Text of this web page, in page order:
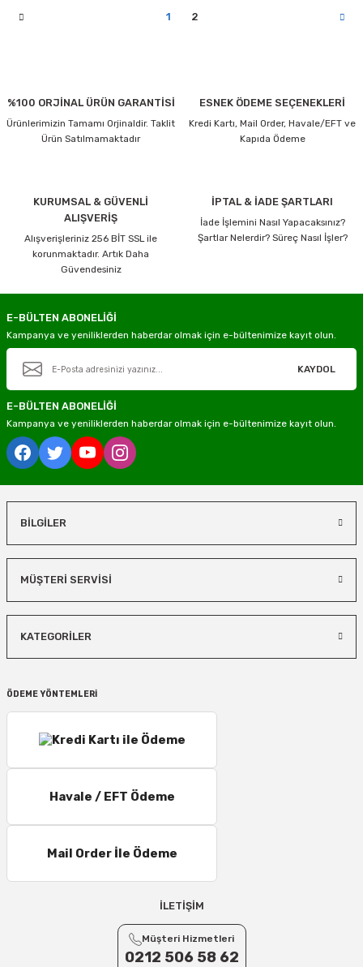
1 2
%100 ORJİNAL ÜRÜN GARANTİSİ
Ürünlerimizin Tamamı Orjinaldir. Taklit
Ürün Satılmamaktadır
ESNEK ÖDEME SEÇENEKLERİ
Kredi Kartı, Mail Order, Havale/EFT ve
Kapıda Ödeme
KURUMSAL & GÜVENLİ
ALIŞVERİŞ
Alışverişleriniz 256 BİT SSL ile
korunmaktadır. Artık Daha
Güvendesiniz
İPTAL & İADE ŞARTLARI
İade İşlemini Nasıl Yapacaksınız?
Şartlar Nelerdir? Süreç Nasıl İşler?
E-BÜLTEN ABONELİĞİ
Kampanya ve yeniliklerden haberdar olmak için e-bültenimize kayıt olun.
KAYDOL
E-BÜLTEN ABONELİĞİ
Kampanya ve yeniliklerden haberdar olmak için e-bültenimize kayıt olun.
BİLGİLER
MÜŞTERİ SERVİSİ
KATEGORİLER
ÖDEME YÖNTEMLERİ
Havale / EFT Ödeme
Mail Order İle Ödeme
İLETİŞİM
Müşteri Hizmetleri
0212 506 58 62